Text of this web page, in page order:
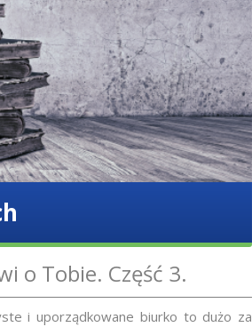
o Tobie. Część 3.
i uporządkowane biurko to dużo za